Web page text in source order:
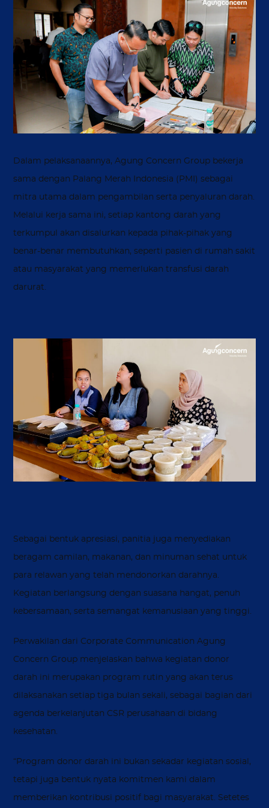
Dalam pelaksanaannya, Agung Concern Group bekerja
sama dengan Palang Merah Indonesia (PMI) sebagai
mitra utama dalam pengambilan serta penyaluran darah.
Melalui kerja sama ini, setiap kantong darah yang
terkumpul akan disalurkan kepada pihak-pihak yang
benar-benar membutuhkan, seperti pasien di rumah sakit
atau masyarakat yang memerlukan transfusi darah
darurat.
Sebagai bentuk apresiasi, panitia juga menyediakan
beragam camilan, makanan, dan minuman sehat untuk
para relawan yang telah mendonorkan darahnya.
Kegiatan berlangsung dengan suasana hangat, penuh
kebersamaan, serta semangat kemanusiaan yang tinggi.
Perwakilan dari Corporate Communication Agung
Concern Group menjelaskan bahwa kegiatan donor
darah ini merupakan program rutin yang akan terus
dilaksanakan setiap tiga bulan sekali, sebagai bagian dari
agenda berkelanjutan CSR perusahaan di bidang
kesehatan.
“Program donor darah ini bukan sekadar kegiatan sosial,
tetapi juga bentuk nyata komitmen kami dalam
memberikan kontribusi positif bagi masyarakat. Setetes